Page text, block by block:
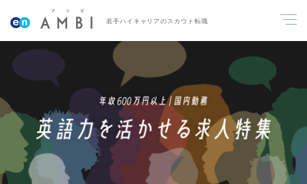
若手ハイキャリアのスカウト転職